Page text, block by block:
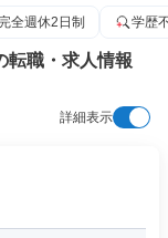
全週休2日制 学歴
転職・求人情報
詳細表示